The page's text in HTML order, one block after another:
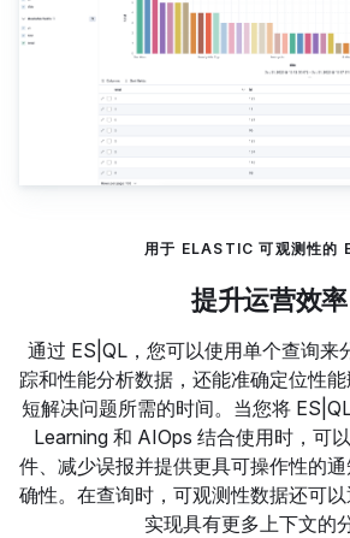
用于 ELASTIC 可观测性的
提升运营效率
通过 ES|QL，您可以使用单个查询来
踪和性能分析数据，还能准确定位性
短解决问题所需的时间。当您将
Learning 和 AIOps 结合使用时，可
件、减少误报并提供更具可操作性的
确性。在查询时，可观测性数据还可以
实现具有更多上下文的